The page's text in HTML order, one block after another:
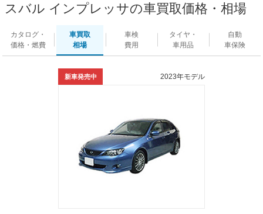
スバル インプレッサの車買取価格・相場
カタログ・
価格・燃費
車買取
相場
車検
費用
タイヤ・
車用品
自動
車保険
新車発売中 2023年モデル